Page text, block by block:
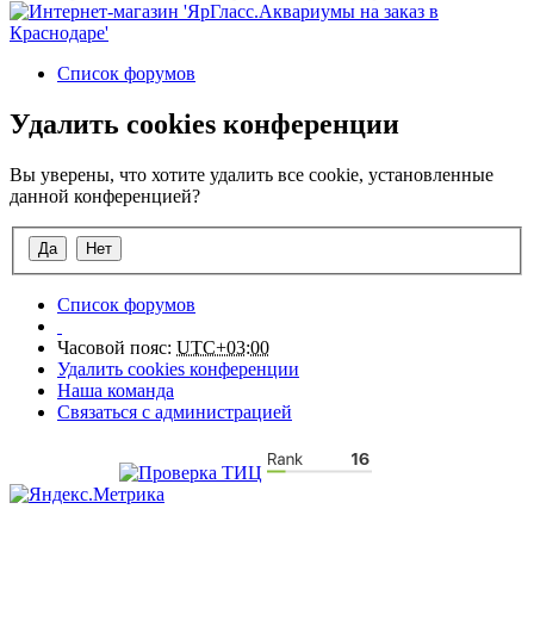
Список форумов
Удалить cookies конференции
Вы уверены, что хотите удалить все cookie, установленные
данной конференцией?
Список форумов
Часовой пояс: UTC+03:00
Удалить cookies конференции
Наша команда
Связаться с администрацией